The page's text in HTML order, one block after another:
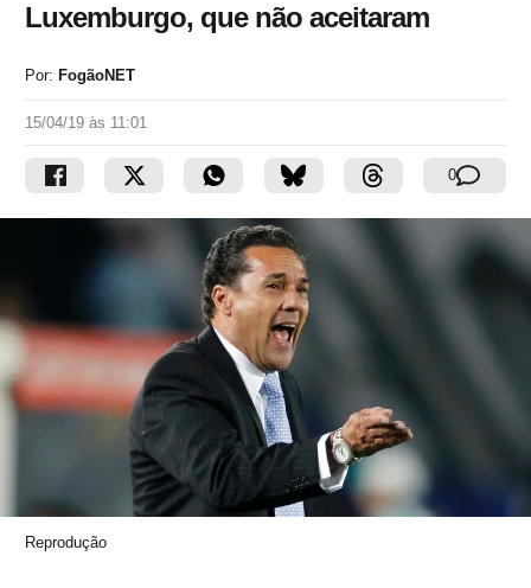
Luxemburgo, que não aceitaram
Por: FogãoNET
15/04/19 às 11:01
0
Reprodução